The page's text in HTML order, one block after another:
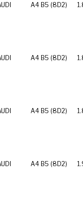
A4 B5 (8D2)
A4 B5 (8D2)
A4 B5 (8D2)
A4 B5 (8D2)